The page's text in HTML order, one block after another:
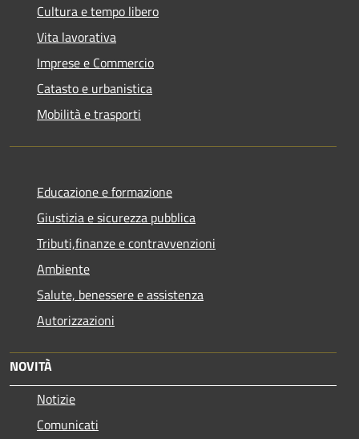
Cultura e tempo libero
Vita lavorativa
Imprese e Commercio
Catasto e urbanistica
Mobilità e trasporti
Educazione e formazione
Giustizia e sicurezza pubblica
Tributi,finanze e contravvenzioni
Ambiente
Salute, benessere e assistenza
Autorizzazioni
NOVITÀ
Notizie
Comunicati